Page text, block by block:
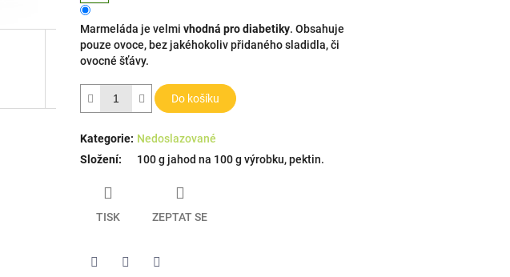
hvězdiček.
Marmeláda je velmi vhodná pro diabetiky. Obsahuje
pouze ovoce, bez jakéhokoliv přidaného sladidla, či
ovocné šťávy.
Do košíku
Kategorie: Nedoslazované
Složení: 100 g jahod na 100 g výrobku, pektin.
TISK ZEPTAT SE